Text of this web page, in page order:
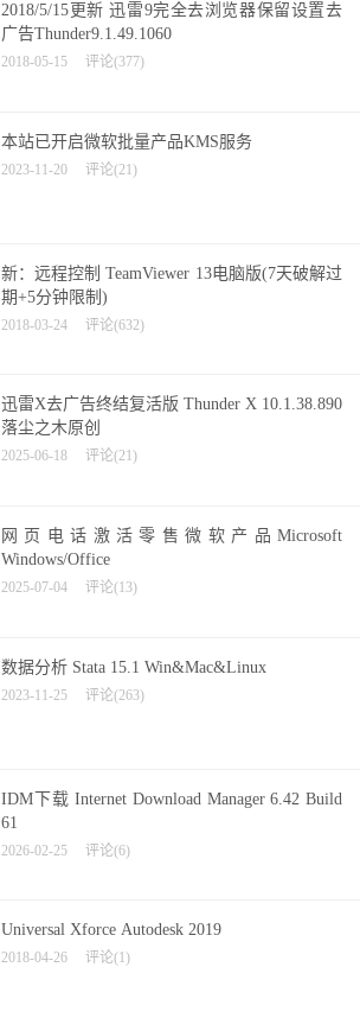
2018/5/15更新 迅雷9完全去浏览器保留设置去
广告Thunder9.1.49.1060
2018-05-15 评论(377)
本站已开启微软批量产品KMS服务
2023-11-20 评论(21)
新：远程控制 TeamViewer 13电脑版(7天破解过
期+5分钟限制)
2018-03-24 评论(632)
迅雷X去广告终结复活版 Thunder X 10.1.38.890
落尘之木原创
2025-06-18 评论(21)
网页电话激活零售微软产品Microsoft
Windows/Office
2025-07-04 评论(13)
数据分析 Stata 15.1 Win&Mac&Linux
2023-11-25 评论(263)
IDM下载 Internet Download Manager 6.42 Build
61
2026-02-25 评论(6)
Universal Xforce Autodesk 2019
2018-04-26 评论(1)